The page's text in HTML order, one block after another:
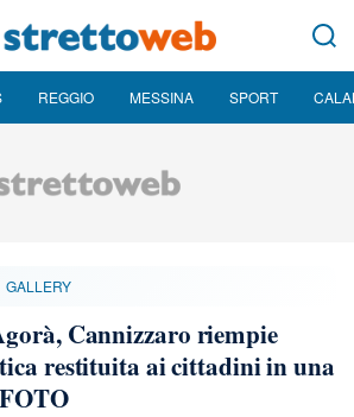
REGGIO MESSINA SPORT
GALLERY
Cannizzaro riempie
restituita ai cittadini in una